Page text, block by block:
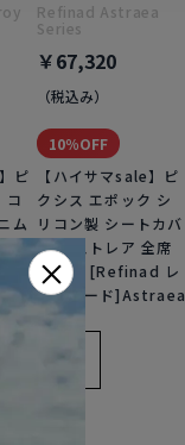
ピ
コ
ム
フ
Refinad Astraea
Series
￥67,320
（税込み）
10％OFF
【ハイサマsale】ピ
クシス エポック シ
リコン製 シートカバ
ー アストレア 全席
セット [Refinad レ
フィナード]Astraea
19件）
×